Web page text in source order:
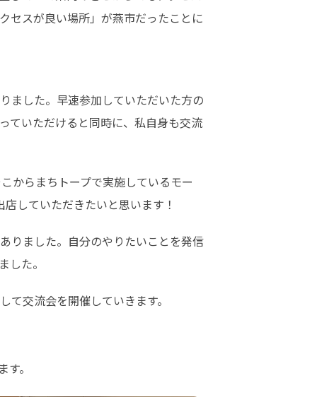
セスが良い場所」が燕市だったことに
ました。早速参加していただいた方の
ていただけると同時に、私自身も交流
からまちトープで実施しているモー
していただきたいと思います！
りました。自分のやりたいことを発信
た。
交流会を開催していきます。
。